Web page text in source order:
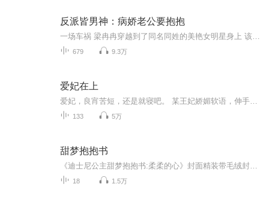
反派皆男神：病娇老公要抱抱
679 9.3万
爱妃在上
133 5万
甜梦抱抱书
18 1.5万